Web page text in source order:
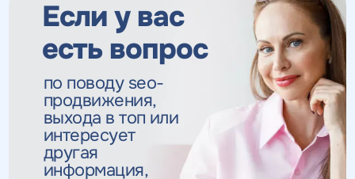
Если у вас
есть вопрос
по поводу seo-
продвижения,
выхода в топ или
интересует
другая
информация,